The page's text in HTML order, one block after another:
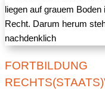
FORTBILDUNG